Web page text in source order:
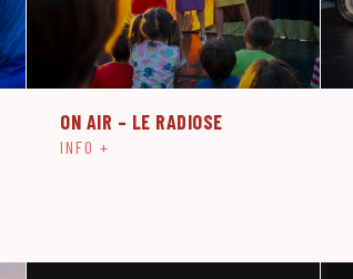
ON AIR – LE RADIOSE
INFO +